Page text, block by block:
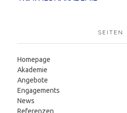
SEITEN
Homepage
Akademie
Angebote
Engagements
News
Referenzen